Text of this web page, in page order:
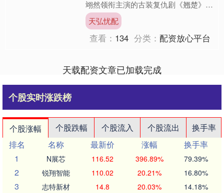
翊然领衔主演的古装复仇剧《翘楚》在
优酷全网独播，并于Netflix全球同步上
线。该剧讲述....
天弘忧配
查看： 134 分类：配资放心平台
天载配资文章已加载完成
个股实时涨跌榜
个股涨幅 个股跌幅 个股流入 个股流出
换手率
排名
名称 最新价 涨幅
换手率
1
N展芯 116.52 396.89% 79.39%
2 锐翔智能 110.02 20.21% 16.80%
3 志特新材 14.8 20.03% 14.18%